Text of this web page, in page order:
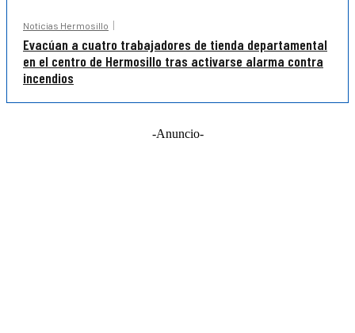
Noticias Hermosillo
Evacúan a cuatro trabajadores de tienda departamental
en el centro de Hermosillo tras activarse alarma contra
incendios
-Anuncio-